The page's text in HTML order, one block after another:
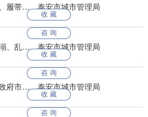
对超限机动车辆、履带车、铁轮车等擅自经过城市桥梁的处罚 泰安市城市管理局
收 藏
对随地吐痰、便溺、乱扔果皮、纸屑和烟头等废弃物的；在城市建筑物、设施以... 泰安市城市管理局
咨 询
收 藏
对未经城市人民政府市容环境卫生行政主管部门同意，擅自设置大型户外广告，... 泰安市城市管理局
咨 询
收 藏
咨 询